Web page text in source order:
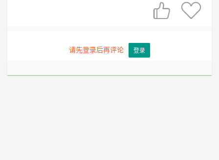
 
请先登录后再评论 登录